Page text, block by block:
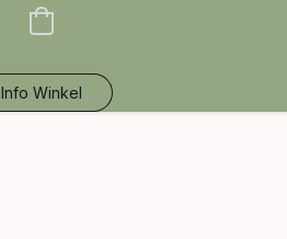
Info Winkel